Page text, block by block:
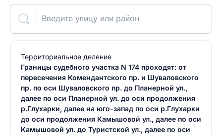
Введите улицу или район
Территориальное деление
Границы судебного участка N 174 проходят: от
пересечения Комендантского пр. и Шуваловского
пр. по оси Шуваловского пр. до Планерной ул.,
далее по оси Планерной ул. до оси продолжения
р.Глухарки, далее на юго-запад по оси р.Глухарки
до оси продолжения Камышовой ул., далее по оси
Камышовой ул. до Туристской ул., далее по оси